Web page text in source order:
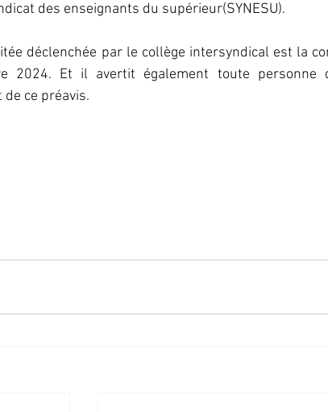
des enseignants du supérieur(SYNESU).
déclenchée par le collège intersyndical est la
2024. Et il avertit également toute
ce préavis.